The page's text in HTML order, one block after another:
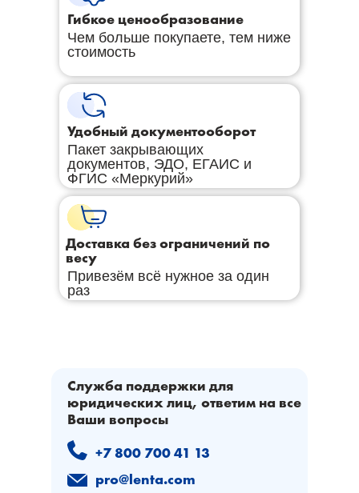
Доставка без ограничений по
весу
Привезём всё нужное за один
раз
Гибкое ценообразование
Чем больше покупаете, тем ниже
стоимость
Удобный документооборот
Пакет закрывающих
документов, ЭДО, ЕГАИС и
ФГИС «Меркурий»
Служба поддержки для
юридических лиц, ответим на все
Ваши вопросы
+7 800 700 41 13
pro@lenta.com